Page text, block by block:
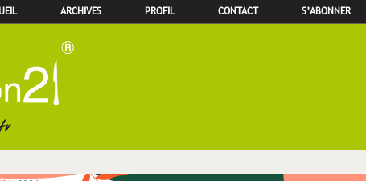
ARCHIVES PROFIL CONTACT S’ABONNER